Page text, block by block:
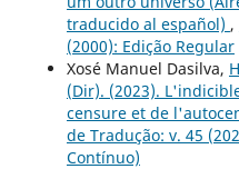
traducido al español) ,
(2000): Edição Regular
Xosé Manuel Dasilva,
(Dir). (2023).
censure et de
de Tradução: v. 45
Contínuo)